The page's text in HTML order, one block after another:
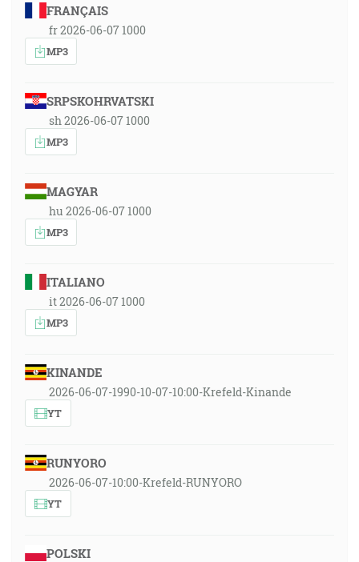
FRANÇAIS
fr 2026-06-07 1000
MP3
SRPSKOHRVATSKI
sh 2026-06-07 1000
MP3
MAGYAR
hu 2026-06-07 1000
MP3
ITALIANO
it 2026-06-07 1000
MP3
KINANDE
2026-06-07-1990-10-07-10:00-Krefeld-Kinande
YT
RUNYORO
2026-06-07-10:00-Krefeld-RUNYORO
YT
POLSKI